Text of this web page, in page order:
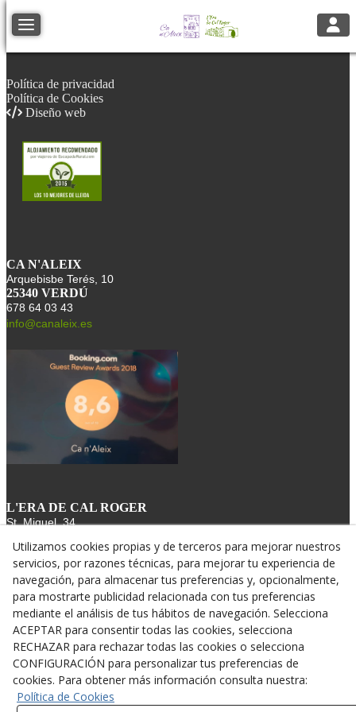
Toggle navigation
Política de privacidad
Política de Cookies
Diseño web
CA N'ALEIX
Arquebisbe Terés, 10
25340 VERDÚ
678 64 03 43
info@canaleix.es
L'ERA DE CAL ROGER
St. Miquel, 34
678 64 03 43
info@canroger.es
Utilizamos cookies propias y de terceros para mejorar nuestros
servicios, por razones técnicas, para mejorar tu experiencia de
navegación, para almacenar tus preferencias y, opcionalmente,
para mostrarte publicidad relacionada con tus preferencias
mediante el análisis de tus hábitos de navegación. Selecciona
ACEPTAR para consentir todas las cookies, selecciona
RECHAZAR para rechazar todas las cookies o selecciona
CONFIGURACIÓN para personalizar tus preferencias de
cookies. Para obtener más información consulta nuestra:
Política de Cookies